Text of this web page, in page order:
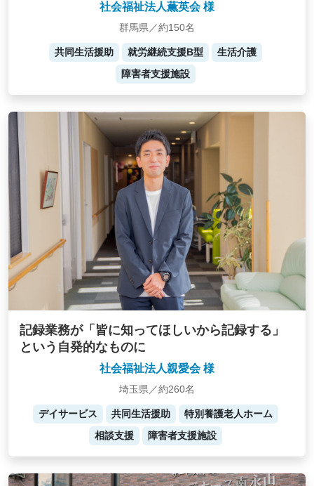
社会福祉法人薫英会 様
群馬県／約150名
共同生活援助 就労継続支援B型
生活介護
障害者支援施設
記録業務が「皆に知ってほしいから記録する」
という自発的なものに
社会福祉法人親愛会 様
埼玉県／約260名
デイサービス 共同生活援助
特別養護老人ホーム
相談支援
障害者支援施設